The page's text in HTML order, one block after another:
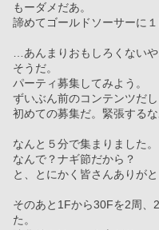
もーダメだあ。
諦めてゴールドソーサーに
…あんまりおもしろくないや
そうだ。
パーティ募集してみよう。
ずいぶん前のコンテンツだ
初めての募集だ。緊張するな
なんと５分で集まりました。
なんで？ナギ節だから？
と、とにかく皆さんありがと
そのあと1Fから30Fを2周、
た。